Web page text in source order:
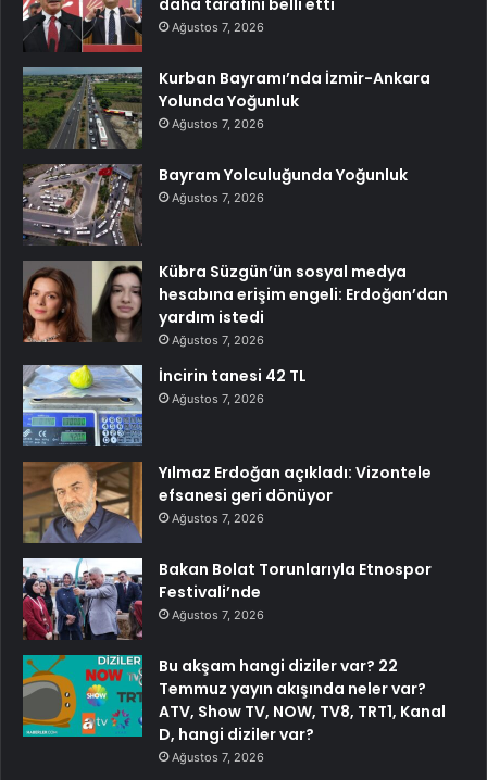
Ağustos 7, 2026
Kurban Bayramı’nda İzmir-Ankara
Yolunda Yoğunluk
Ağustos 7, 2026
Bayram Yolculuğunda Yoğunluk
Ağustos 7, 2026
Kübra Süzgün’ün sosyal medya
hesabına erişim engeli: Erdoğan’dan
yardım istedi
Ağustos 7, 2026
İncirin tanesi 42 TL
Ağustos 7, 2026
Yılmaz Erdoğan açıkladı: Vizontele
efsanesi geri dönüyor
Ağustos 7, 2026
Bakan Bolat Torunlarıyla Etnospor
Festivali’nde
Ağustos 7, 2026
Bu akşam hangi diziler var? 22
Temmuz yayın akışında neler var?
ATV, Show TV, NOW, TV8, TRT1, Kanal
D, hangi diziler var?
Ağustos 7, 2026